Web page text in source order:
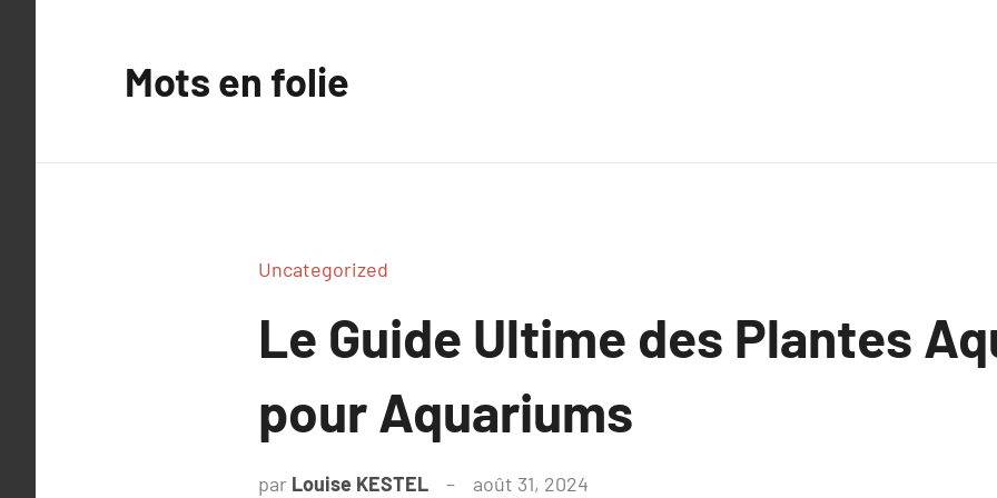
Mots en folie
Uncategorized
Le Guide Ultime des Plantes
pour Aquariums
par Louise KESTEL août 31, 2024